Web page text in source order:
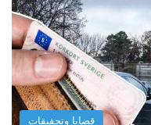
قضايا وتحقيقات